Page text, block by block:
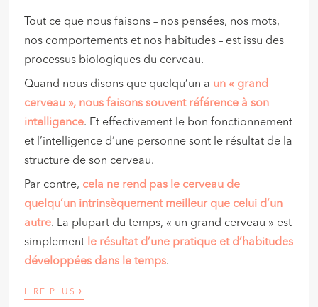
Tout ce que nous faisons – nos pensées, nos mots,
nos comportements et nos habitudes – est issu des
processus biologiques du cerveau.
Quand nous disons que quelqu’un a un « grand
cerveau », nous faisons souvent référence à son
intelligence. Et effectivement le bon fonctionnement
et l’intelligence d’une personne sont le résultat de la
structure de son cerveau.
Par contre, cela ne rend pas le cerveau de
quelqu’un intrinsèquement meilleur que celui d’un
autre. La plupart du temps, « un grand cerveau » est
simplement le résultat d’une pratique et d’habitudes
développées dans le temps.
LIRE PLUS ›